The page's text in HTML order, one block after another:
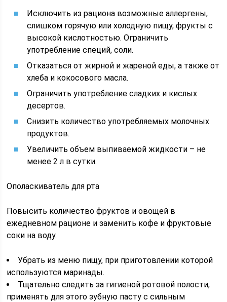
Исключить из рациона возможные аллергены,
слишком горячую или холодную пищу, фрукты с
высокой кислотностью. Ограничить
употребление специй, соли.
Отказаться от жирной и жареной еды, а также от
хлеба и кокосового масла.
Ограничить употребление сладких и кислых
десертов.
Снизить количество употребляемых молочных
продуктов.
Увеличить объем выпиваемой жидкости – не
менее 2 л в сутки.
Ополаскиватель для рта
Повысить количество фруктов и овощей в
ежедневном рационе и заменить кофе и фруктовые
соки на воду.
Убрать из меню пищу, при приготовлении которой
используются маринады.
Тщательно следить за гигиеной ротовой полости,
применять для этого зубную пасту с сильным